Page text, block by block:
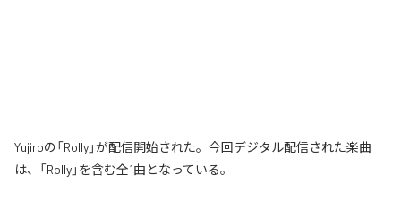
Yujiroの「Rolly」が配信開始された。今回デジタル配信された楽曲
は、「Rolly」を含む全1曲となっている。